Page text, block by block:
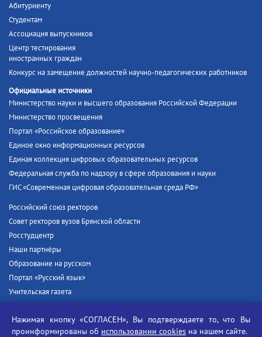
Абитуриенту
Студентам
Ассоциация выпускников
Центр тестирования
иностранных граждан
Конкурс на замещение должностей научно-педагогических работников
Официальные источники
Министерство науки и высшего образования Российской Федерации
Министерство просвещения
Портал «Российское образование»
Единое окно информационных ресурсов
Единая коллекция цифровых образовательных ресурсов
Федеральная служба по надзору в сфере образования и науки
ГИС «Современная цифровая образовательная среда РФ»
Российский союз ректоров
Совет ректоров вузов Брянской области
Росстудцентр
Наши партнёры
Образование на русском
Портал «Русский язык»
Учительская газета
Единый портал государственных услуг
Нажимая кнопку «СОГЛАСЕН», Вы подтверждаете то, что Вы
проинформированы об использовании cookies на нашем сайте.